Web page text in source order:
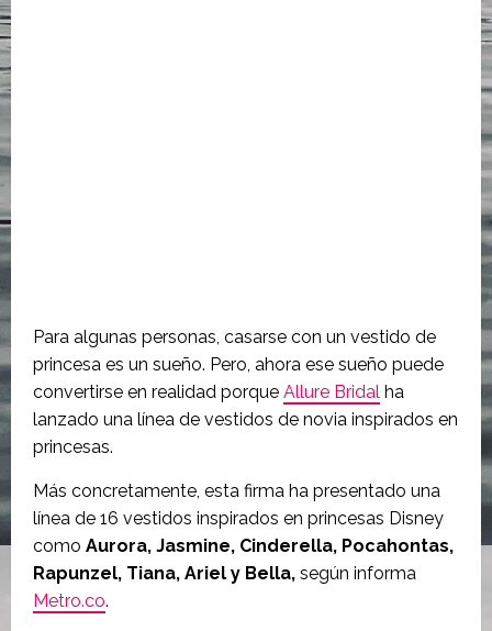
Para algunas personas, casarse con un vestido de
princesa es un sueño. Pero, ahora ese sueño puede
convertirse en realidad porque Allure Bridal ha
lanzado una línea de vestidos de novia inspirados en
princesas.
Más concretamente, esta firma ha presentado una
línea de 16 vestidos inspirados en princesas Disney
como Aurora, Jasmine, Cinderella, Pocahontas,
Rapunzel, Tiana, Ariel y Bella, según informa
Metro.co.